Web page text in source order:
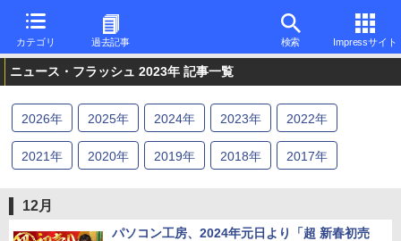
カテゴリ 過去記事 検索 Impressサイト
ニュース・フラッシュ 2023年 記事一覧
2026年 2025年 2024年 2023年 2022年
2021年 2020年 2019年 2018年 2017年
12月
パソコン工房、2024年元日より「超 新春初売